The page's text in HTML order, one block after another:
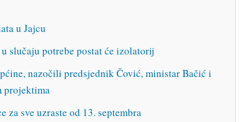
u Jajcu
slučaju potrebe postat će izolatorij
nazočili predsjednik Čović, ministar Bačić i
projektima
za sve uzraste od 13. septembra